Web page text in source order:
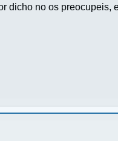
dicho no os